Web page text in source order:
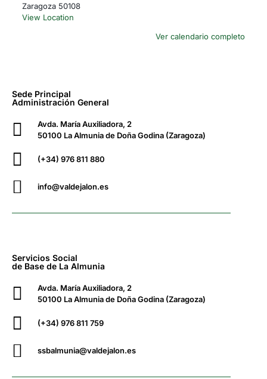
Zaragoza 50108
View Location
Ver calendario completo
Sede Principal
Administración General
Avda. María Auxiliadora, 2
50100 La Almunia de Doña Godina (Zaragoza)
(+34) 976 811 880
info@valdejalon.es
Servicios Social
de Base de La Almunia
Avda. María Auxiliadora, 2
50100 La Almunia de Doña Godina (Zaragoza)
(+34) 976 811 759
ssbalmunia@valdejalon.es